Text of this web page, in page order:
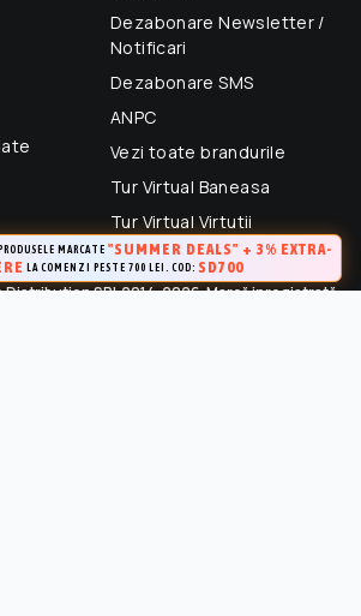
Dezabonare Newsletter /
Notificari
Dezabonare SMS
ANPC
Vezi toate brandurile
Tur Virtual Baneasa
Tur Virtual Virtutii
SRL 2014-2026. Marcă inregistrată.
MARCATE "SUMMER DEALS" + 3% EXTRA-
LA COMENZI PESTE 700 LEI. COD: SD700